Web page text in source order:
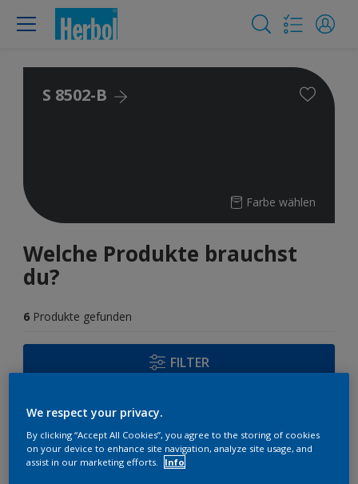
S 8502-B
Farbe wählen
Welche Produkte brauchst
du?
6 Produkte gefunden
FILTER
Acryl Satin
We respect your privacy.
By clicking “Accept All Cookies”, you agree to the storing of cookies
on your device to enhance site navigation, analyze site usage, and
assist in our marketing efforts.
Info